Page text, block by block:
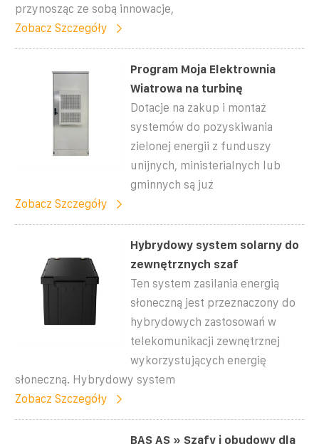
przynosząc ze sobą innowacje,
Zobacz Szczegóły
Program Moja Elektrownia
Wiatrowa na turbinę
Dotacje na zakup i montaż
systemów do pozyskiwania
zielonej energii z funduszy
unijnych, ministerialnych lub
gminnych są już
Zobacz Szczegóły
Hybrydowy system solarny do
zewnętrznych szaf
Ten system zasilania energią
słoneczną jest przeznaczony do
hybrydowych zastosowań w
telekomunikacji zewnętrznej
wykorzystujących energię
słoneczną. Hybrydowy system
Zobacz Szczegóły
BAS AS » Szafy i obudowy dla